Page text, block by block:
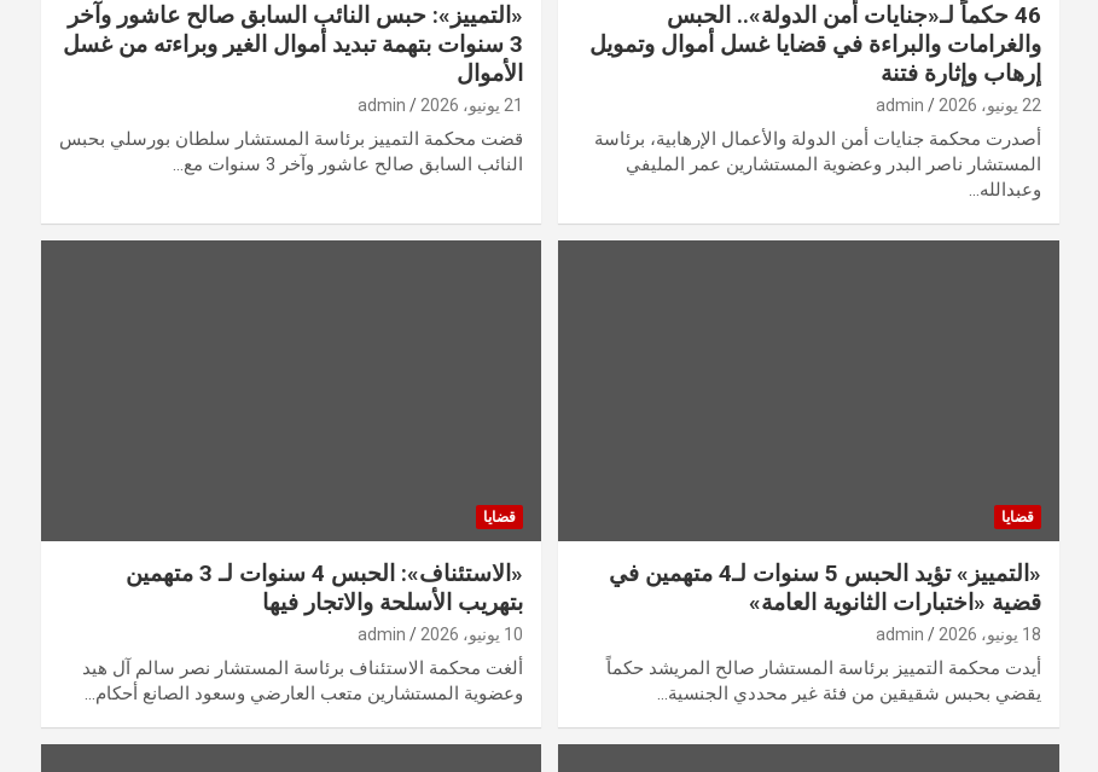
46 حكماً لـ«جنايات أمن الدولة».. الحبس
والغرامات والبراءة في قضايا غسل أموال وتمويل
إرهاب وإثارة فتنة
22 يونيو، 2026 admin
أصدرت محكمة جنايات أمن الدولة والأعمال الإرهابية، برئاسة
المستشار ناصر البدر وعضوية المستشارين عمر المليفي
وعبدالله…
«التمييز»: حبس النائب السابق صالح عاشور وآخر
3 سنوات بتهمة تبديد أموال الغير وبراءته من غسل
الأموال
21 يونيو، 2026 admin
قضت محكمة التمييز برئاسة المستشار سلطان بورسلي بحبس
النائب السابق صالح عاشور وآخر 3 سنوات مع…
قضايا
«التمييز» تؤيد الحبس 5 سنوات لـ4 متهمين في
قضية «اختبارات الثانوية العامة»
18 يونيو، 2026 admin
أيدت محكمة التمييز برئاسة المستشار صالح المريشد حكماً
يقضي بحبس شقيقين من فئة غير محددي الجنسية…
قضايا
«الاستئناف»: الحبس 4 سنوات لـ 3 متهمين
بتهريب الأسلحة والاتجار فيها
10 يونيو، 2026 admin
ألغت محكمة الاستئناف برئاسة المستشار نصر سالم آل هيد
وعضوية المستشارين متعب العارضي وسعود الصانع أحكام…